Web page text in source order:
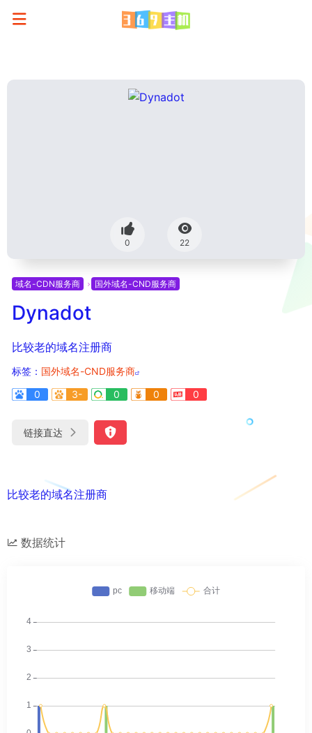
0 22
域名-CDN服务商 国外域名-CND服务商
Dynadot
比较老的域名注册商
标签： 国外域名-CND服务商
0
3- 0 0 0
链接直达
比较老的域名注册商
数据统计